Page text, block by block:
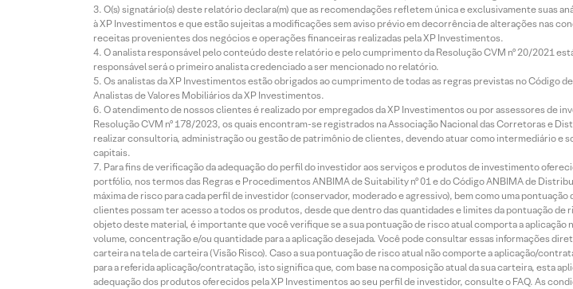
O(s) signatário(s) deste relatório declara(m) que as recomendações refletem única e exclusivamente suas
à XP Investimentos e que estão sujeitas a modificações sem aviso prévio em decorrência de alterações nas
receitas provenientes dos negócios e operações financeiras realizadas pela XP Investimentos.
O analista responsável pelo conteúdo deste relatório e pelo cumprimento da Resolução CVM nº 20/2021
responsável será o primeiro analista credenciado a ser mencionado no relatório.
Os analistas da XP Investimentos estão obrigados ao cumprimento de todas as regras previstas no Código
Analistas de Valores Mobiliários da XP Investimentos.
O atendimento de nossos clientes é realizado por empregados da XP Investimentos ou por assessores de
Resolução CVM nº 178/2023, os quais encontram-se registrados na Associação Nacional das Corretoras e
realizar consultoria, administração ou gestão de patrimônio de clientes, devendo atuar como intermediário e
capitais.
Para fins de verificação da adequação do perfil do investidor aos serviços e produtos de investimento
portfólio, nos termos das Regras e Procedimentos ANBIMA de Suitability nº 01 e do Código ANBIMA de
máxima de risco para cada perfil de investidor (conservador, moderado e agressivo), bem como uma
clientes possam ter acesso a todos os produtos, desde que dentro das quantidades e limites da pontuação
objeto deste material, é importante que você verifique se a sua pontuação de risco atual comporta a
volume, concentração e/ou quantidade para a aplicação desejada. Você pode consultar essas informações
carteira na tela de carteira (Visão Risco). Caso a sua pontuação de risco atual não comporte a aplicação/
para a referida aplicação/contratação, isto significa que, com base na composição atual da sua carteira, esta
adequação dos produtos oferecidos pela XP Investimentos ao seu perfil de investidor, consulte o FAQ. As